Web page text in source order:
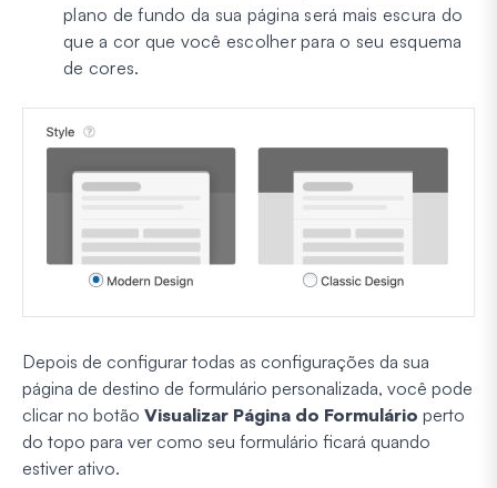
plano de fundo da sua página será mais escura do
que a cor que você escolher para o seu esquema
de cores.
Depois de configurar todas as configurações da sua
página de destino de formulário personalizada, você pode
clicar no botão Visualizar Página do Formulário perto
do topo para ver como seu formulário ficará quando
estiver ativo.